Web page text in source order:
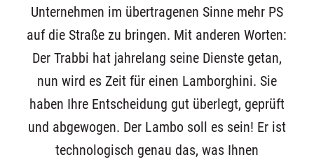
Unternehmen im übertragenen Sinne mehr PS
auf die Straße zu bringen. Mit anderen Worten:
Der Trabbi hat jahrelang seine Dienste getan,
nun wird es Zeit für einen Lamborghini. Sie
haben Ihre Entscheidung gut überlegt, geprüft
und abgewogen. Der Lambo soll es sein! Er ist
technologisch genau das, was Ihnen